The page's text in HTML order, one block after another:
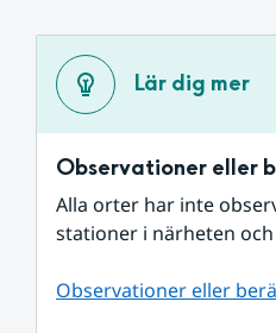
Lär dig mer
Observationer eller
Alla orter har inte
stationer i närheten
Observationer eller